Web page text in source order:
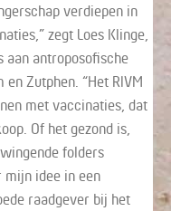
verdiepen in
zegt Loes Klinge,
aan antroposofische
Zutphen. “Het RIVM
met vaccinaties, dat
Of het gezond is,
folders
mijn idee in een
raadgever bij het